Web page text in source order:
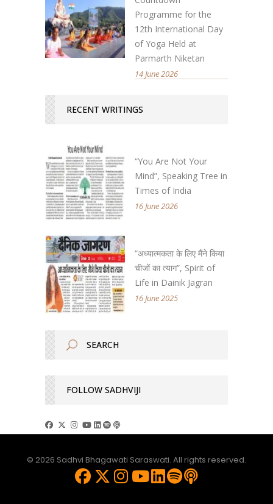
Programme for the
12th International Day
of Yoga Held at
Parmarth Niketan
14 June 2026
RECENT WRITINGS
“You Are Not Your
Mind”, Speaking Tree in
Times of India
16 June 2026
“अध्यात्मकता के लिए मैंने किया
चीजों का त्याग”, Spirit of
Life in Dainik Jagran
16 June 2025
FOLLOW SADHVIJI
© 2026 Sadhvi Bhagawati Saraswati. All rights reserved.